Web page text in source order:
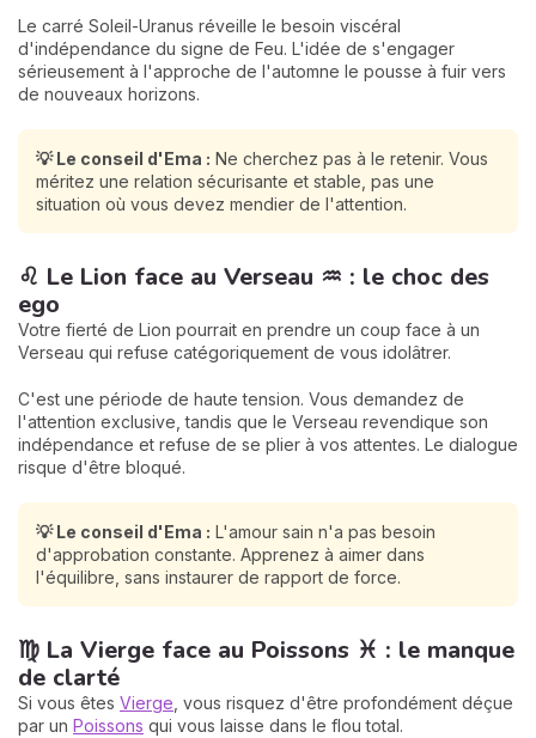
Le carré Soleil-Uranus réveille le besoin viscéral
d'indépendance du signe de Feu. L'idée de s'engager
sérieusement à l'approche de l'automne le pousse à fuir vers
de nouveaux horizons.
💡 Le conseil d'Ema : Ne cherchez pas à le retenir. Vous
méritez une relation sécurisante et stable, pas une
situation où vous devez mendier de l'attention.
♌ Le Lion face au Verseau ♒ : le choc des
ego
Votre fierté de Lion pourrait en prendre un coup face à un
Verseau qui refuse catégoriquement de vous idolâtrer.
C'est une période de haute tension. Vous demandez de
l'attention exclusive, tandis que le Verseau revendique son
indépendance et refuse de se plier à vos attentes. Le dialogue
risque d'être bloqué.
💡 Le conseil d'Ema : L'amour sain n'a pas besoin
d'approbation constante. Apprenez à aimer dans
l'équilibre, sans instaurer de rapport de force.
♍ La Vierge face au Poissons ♓ : le manque
de clarté
Si vous êtes Vierge, vous risquez d'être profondément déçue
par un Poissons qui vous laisse dans le flou total.